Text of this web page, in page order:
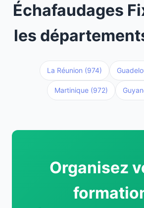
Échafaudages
les
La Réunion (974)
Martinique (972)
Organisez